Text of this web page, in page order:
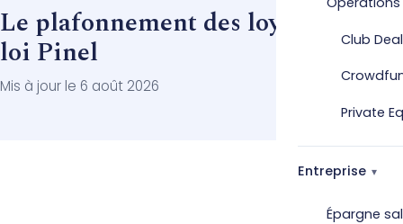
Club Deal
Private
Entreprise
Épargne
Le plafonnement des loyers de la
loi Pinel
Mis à jour le 6 août 2026